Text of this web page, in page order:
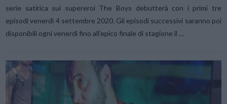
serie satirica sui supereroi The Boys debutterà con i primi tre
episodi venerdì 4 settembre 2020. Gli episodi successivi saranno poi
disponibili ogni venerdì fino all’epico finale di stagione il …